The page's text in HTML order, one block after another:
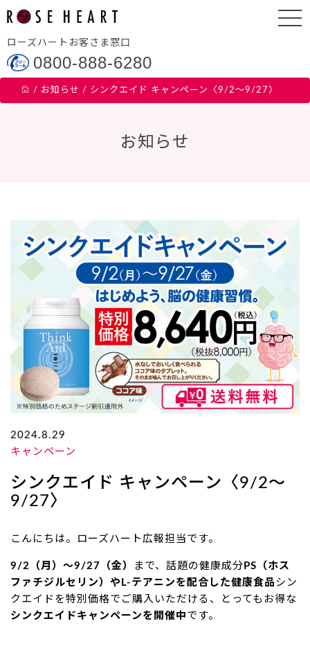
ローズハートお客さま窓口
0800-888-6280
/ お知らせ / シンクエイド キャンペーン〈9/2～9/27〉
お知らせ
2024.8.29
キャンペーン
シンクエイド キャンペーン〈9/2～
9/27〉
こんにちは。ローズハート広報担当です。
9/2 （月）～9/27（金） まで、話題の健康成分 PS（ホス
ファチジルセリン）やL-テアニンを配合した健康食品 シン
クエイドを特別価格でご購入いただける、とってもお得な
シンクエイドキャンペーンを開催中 です。